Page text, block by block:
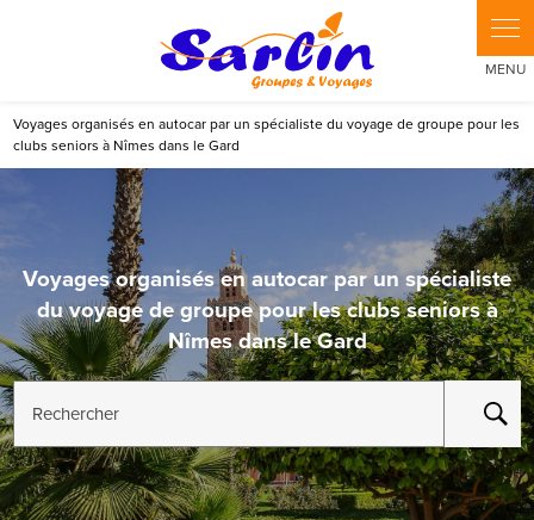
Voyages organisés en autocar par un spécialiste du voyage de groupe pour les
clubs seniors à Nîmes dans le Gard
Voyages organisés en autocar par un spécialiste
du voyage de groupe pour les clubs seniors à
Nîmes dans le Gard
Rechercher